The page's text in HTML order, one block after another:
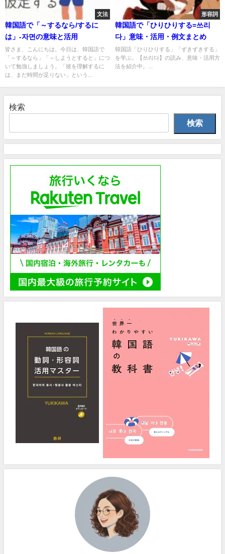
文法
韓国語で「～するなら/するに
は」-자면の意味と活用
皆さま、こんにちは。今日は、韓国語で
「～するなら」「～しようとすると」につ
いて勉強しましょう。「彼を理解するに
は、まだ時間が足りない」という...
形容詞
韓国語で「ひりひりする=쓰리
다」意味・活用・例文まとめ
韓国語「ひりひりする」「ずきずきする」
を学ぶ。【쓰리다】の読み、意味・活用方
法を紹介中。...
検索
検索